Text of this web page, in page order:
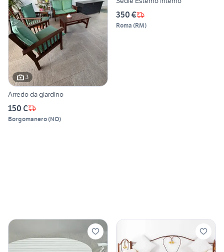
3
Arredo da giardino
150 €
Borgomanero(NO)
350 €
Roma (RM)